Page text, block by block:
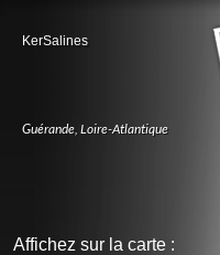
KerSalines
Guérande, Loire-Atlantique
Affichez sur la carte :